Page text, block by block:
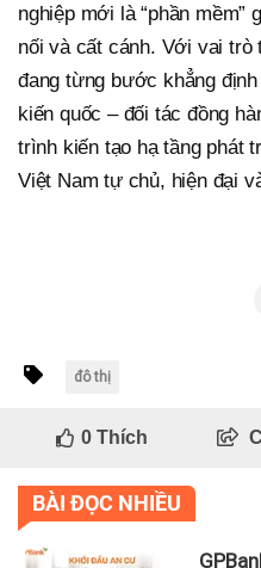
nghiệp mới là “phần
nối và cất cánh. Với vai trò
đang từng bước khẳng
kiến quốc – đối tác đồng
trình kiến tạo hạ tầng phát
Việt Nam tự chủ, hiện đại
đô thị
0Thích
BÀI ĐỌC NHIỀU